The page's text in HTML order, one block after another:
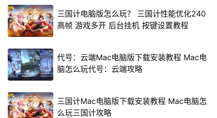
三国计电脑版怎么玩？ 三国计性能优化240
高帧 游戏多开 后台挂机 按键设置教程
代号：云端Mac电脑版下载安装教程 Mac电
脑怎么玩代号：云端攻略
三国计Mac电脑版下载安装教程 Mac电脑怎
么玩三国计攻略